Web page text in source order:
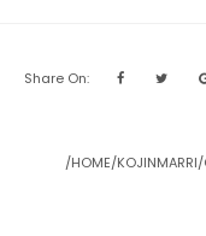
Share On:
/HOME/